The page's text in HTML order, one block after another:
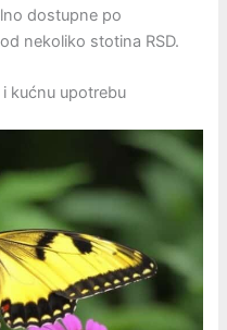
dostupne po
nekoliko stotina RSD.
kućnu upotrebu